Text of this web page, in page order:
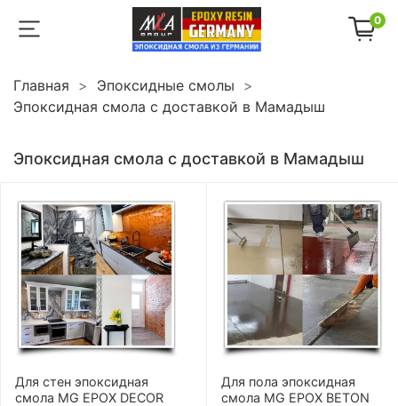
0
Главная
Эпоксидные смолы
Эпоксидная смола с доставкой в Мамадыш
Эпоксидная смола с доставкой в Мамадыш
Для стен эпоксидная
смола MG EPOX DECOR
Для пола эпоксидная
смола MG EPOX BETON